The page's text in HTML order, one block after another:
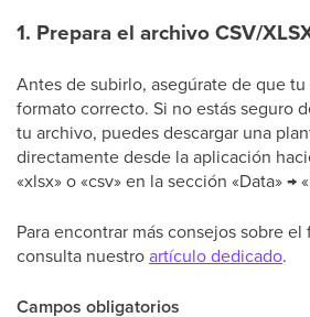
1. Prepara el archivo CSV/
Antes de subirlo, asegúrate de que
formato correcto. Si no estás seguro
tu archivo, puedes descargar una
directamente desde la aplicación
«xlsx» o «csv» en la sección «Data» →
Para encontrar más consejos sobre
consulta nuestroartículo dedicado.
Campos obligatorios